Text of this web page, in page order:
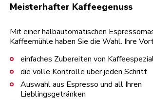
Meisterhafter Kaffeegenuss
Mit einer halbautomatischen
Kaffeemühle haben Sie die Wahl. Ihre
einfaches Zubereiten von
die volle Kontrolle über jeden Schritt
Auswahl aus Espresso und all Ihren
Lieblingsgetränken